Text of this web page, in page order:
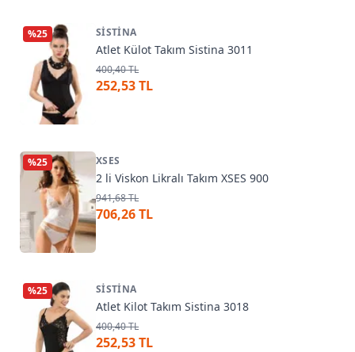
%25 SISTINA
Atlet Külot Takım Sistina 3011
400,40 TL
252,53 TL
%25 XSES
2 li Viskon Likralı Takım XSES 900
941,68 TL
706,26 TL
%25 SISTINA
Atlet Kilot Takım Sistina 3018
400,40 TL
252,53 TL